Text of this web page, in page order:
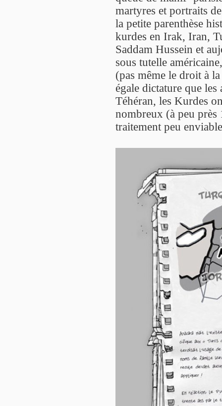
martyres et portraits
la petite parenthèse
kurdes en Irak, Iran,
Saddam Hussein et
sous tutelle
(pas même le droit à
égale dictature que
Téhéran, les Kurdes
nombreux (à peu
traitement peu